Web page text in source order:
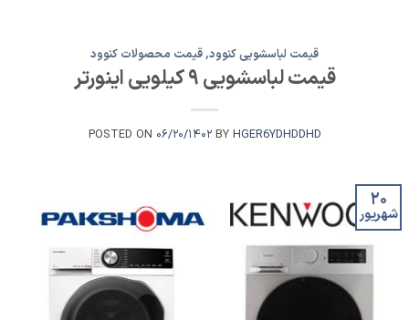
قیمت لباسشویی کنوود,قیمت محصولات کنوود
قیمت لباسشویی ۹ کیلویی اینورتر
POSTED ON ۰۶/۲۰/۱۴۰۲ BY HGER6YDHDDHD
۲۰
شهریور